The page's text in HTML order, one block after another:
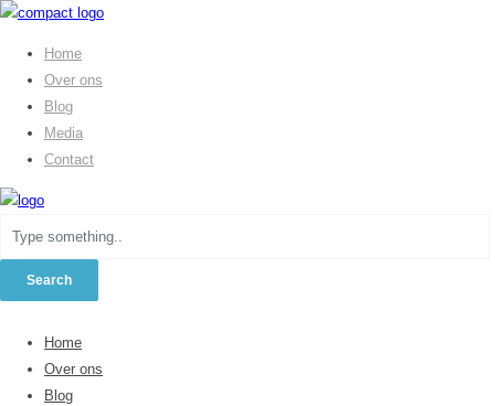
Home
Over ons
Blog
Media
Contact
Home
Over ons
Blog